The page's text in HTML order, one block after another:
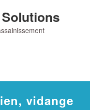
masquer
vidange